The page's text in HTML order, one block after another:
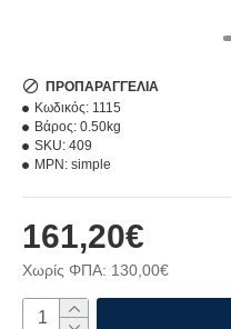
161,20€
Χωρίς ΦΠΑ: 130,00€
ΠΡΟΠΑΡΑΓΓΕΛΊΑ
Κωδικός: 1115
Βάρος: 0.50kg
SKU: 409
MPN: simple